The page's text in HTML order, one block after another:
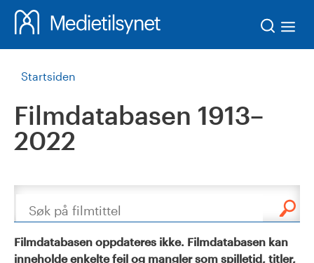
Startsiden
Filmdatabasen 1913–
2022
Søk
Filmdatabasen oppdateres ikke. Filmdatabasen kan
inneholde enkelte feil og mangler som spilletid, titler,